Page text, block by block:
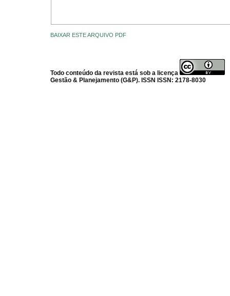
BAIXAR ESTE ARQUIVO PDF
Todo conteúdo da revista está sob a licença
Gestão & Planejamento (G&P). ISSN ISSN: 2178-8030